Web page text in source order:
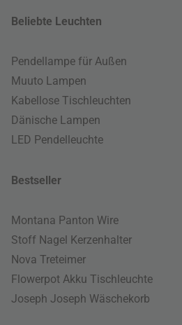
Beliebte Leuchten
Pendellampe für Außen
Muuto Lampen
Kabellose Tischleuchten
Dänische Lampen
LED Pendelleuchte
Bestseller
Montana Panton Wire
Stoff Nagel Kerzenhalter
Nova Treteimer
Flowerpot Akku Tischleuchte
Joseph Joseph Wäschekorb